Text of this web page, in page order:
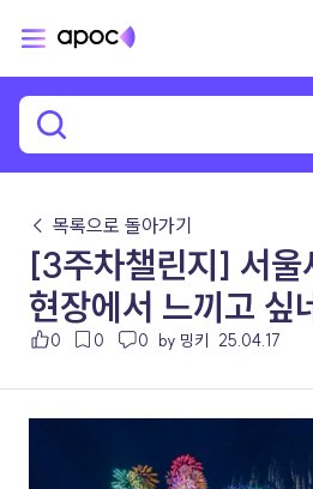
← 목록으로 돌아가기
[3주차챌린지] 서울
현장에서 느끼고 싶
0 0 0 by 밍키 25.04.17